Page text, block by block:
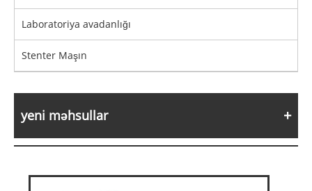
Laboratoriya avadanlığı
Stenter Maşın
yeni məhsullar